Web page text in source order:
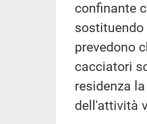
confinante
prevedono
cacciatori
residenza
dell'attività